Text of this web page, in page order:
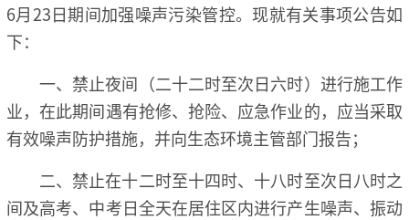
6月23日期间加强噪声污染管控。现就有关事项公告如
下：
一、禁止夜间（二十二时至次日六时）进行施工作
业，在此期间遇有抢修、抢险、应急作业的，应当采取
有效噪声防护措施，并向生态环境主管部门报告；
二、禁止在十二时至十四时、十八时至次日八时之
间及高考、中考日全天在居住区内进行产生噪声、振动